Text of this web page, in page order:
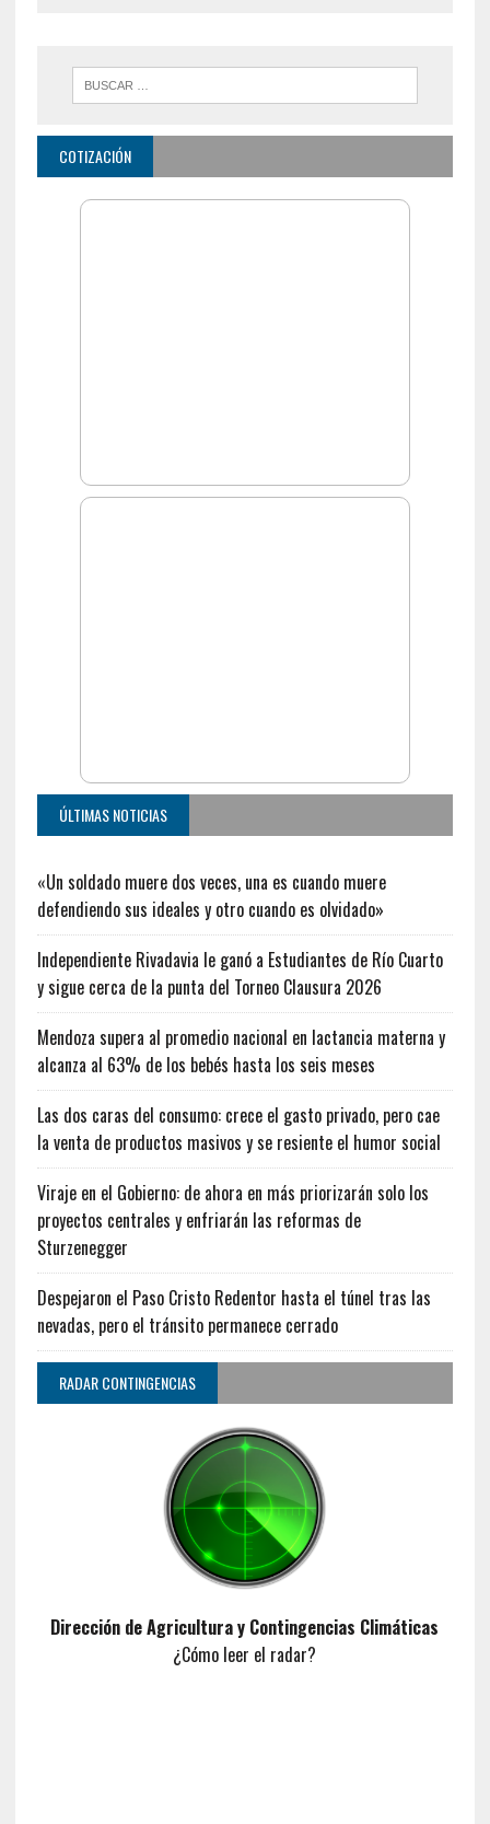
COTIZACIÓN
ÚLTIMAS NOTICIAS
«Un soldado muere dos veces, una es cuando muere
defendiendo sus ideales y otro cuando es olvidado»
Independiente Rivadavia le ganó a Estudiantes de Río Cuarto
y sigue cerca de la punta del Torneo Clausura 2026
Mendoza supera al promedio nacional en lactancia materna y
alcanza al 63% de los bebés hasta los seis meses
Las dos caras del consumo: crece el gasto privado, pero cae
la venta de productos masivos y se resiente el humor social
Viraje en el Gobierno: de ahora en más priorizarán solo los
proyectos centrales y enfriarán las reformas de
Sturzenegger
Despejaron el Paso Cristo Redentor hasta el túnel tras las
nevadas, pero el tránsito permanece cerrado
RADAR CONTINGENCIAS
Dirección de Agricultura y Contingencias Climáticas
¿Cómo leer el radar?